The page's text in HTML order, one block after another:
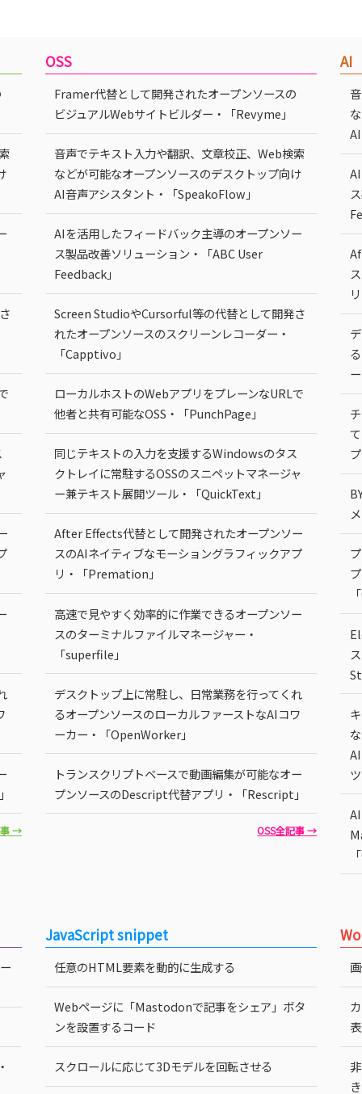
事 →
OSS
Framer代替として開発されたオープンソースの
ビジュアルWebサイトビルダー・「Revyme」
音声でテキスト入力や翻訳、文章校正、Web検索
などが可能なオープンソースのデスクトップ向け
AI音声アシスタント・「SpeakoFlow」
AIを活用したフィードバック主導のオープンソー
ス製品改善ソリューション・「ABC User
Feedback」
Screen StudioやCursorful等の代替として開発さ
れたオープンソースのスクリーンレコーダー・
「Capptivo」
ローカルホストのWebアプリをプレーンなURLで
他者と共有可能なOSS・「PunchPage」
同じテキストの入力を支援するWindowsのタス
クトレイに常駐するOSSのスニペットマネージャ
ー兼テキスト展開ツール・「QuickText」
After Effects代替として開発されたオープンソー
スのAIネイティブなモーショングラフィックアプ
リ・「Premation」
高速で見やすく効率的に作業できるオープンソー
スのターミナルファイルマネージャー・
「superfile」
デスクトップ上に常駐し、日常業務を行ってくれ
るオープンソースのローカルファーストなAIコワ
ーカー・「OpenWorker」
トランスクリプトベースで動画編集が可能なオー
プンソースのDescript代替アプリ・「Rescript」
OSS全記事 →
AI
JavaScript snippet
任意のHTML要素を動的に生成する
Webページに「Mastodonで記事をシェア」ボタ
ンを設置するコード
スクロールに応じて3Dモデルを回転させる